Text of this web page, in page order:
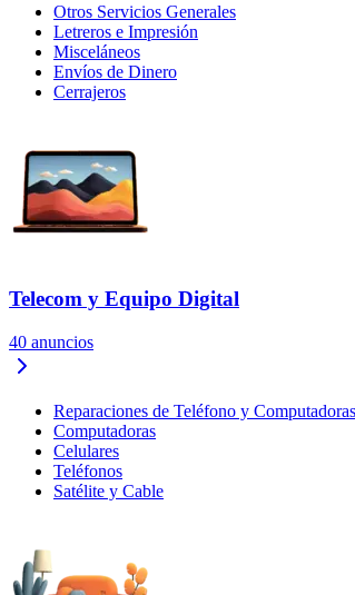
Otros Servicios Generales
Letreros e Impresión
Misceláneos
Envíos de Dinero
Cerrajeros
Telecom y Equipo Digital
40 anuncios
Reparaciones de Teléfono y Computadoras
Computadoras
Celulares
Teléfonos
Satélite y Cable